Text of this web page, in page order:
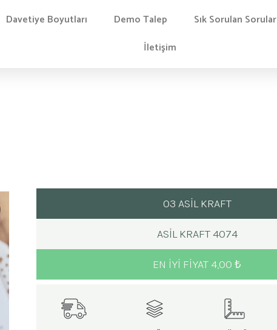
Davetiye Boyutları Demo Talep
Sık Sorulan Sorular
İletişim
03 ASİL KRAFT
ASIL KRAFT 4074
EN IYI FIYAT 4,00 ₺